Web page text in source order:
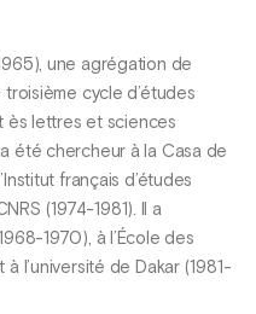
une agrégation de
cycle d’études
ès lettres et sciences
été chercheur à la Casa de
français d’études
(1974-1981). Il a
1970), à l’École des
l’université de Dakar (1981-